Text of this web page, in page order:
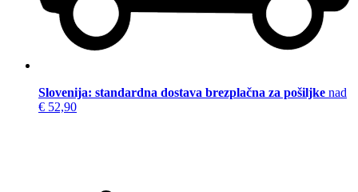
Slovenija: standardna dostava brezplačna za pošiljke nad
€ 52,90